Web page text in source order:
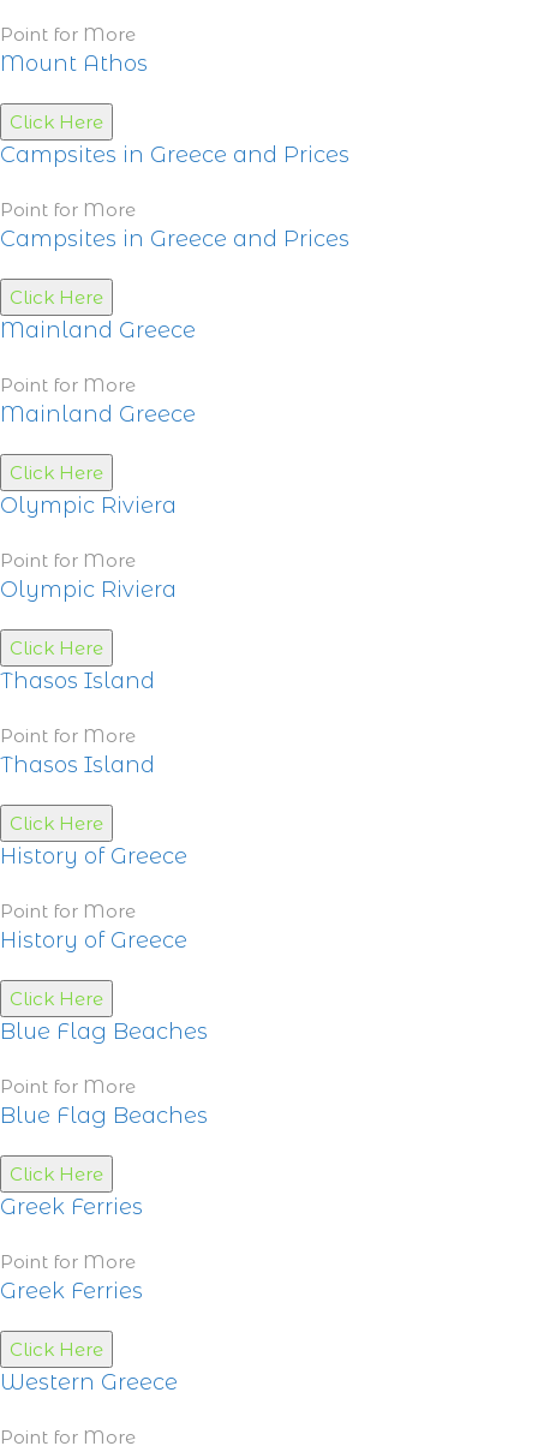
Point for More
Mount Athos
Click Here
Campsites in Greece and Prices
Point for More
Campsites in Greece and Prices
Click Here
Mainland Greece
Point for More
Mainland Greece
Click Here
Olympic Riviera
Point for More
Olympic Riviera
Click Here
Thasos Island
Point for More
Thasos Island
Click Here
History of Greece
Point for More
History of Greece
Click Here
Blue Flag Beaches
Point for More
Blue Flag Beaches
Click Here
Greek Ferries
Point for More
Greek Ferries
Click Here
Western Greece
Point for More